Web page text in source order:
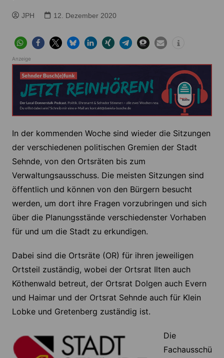
JPH 12. Dezember 2020
Anzeige
In der kommenden Woche sind wieder die Sitzungen
der verschiedenen politischen Gremien der Stadt
Sehnde, von den Ortsräten bis zum
Verwaltungsausschuss. Die meisten Sitzungen sind
öffentlich und können von den Bürgern besucht
werden, um dort ihre Fragen vorzubringen und sich
über die Planungsstände verschiedenster Vorhaben
für und um die Stadt zu erkundigen.
Dabei sind die Ortsräte (OR) für ihren jeweiligen
Ortsteil zuständig, wobei der Ortsrat Ilten auch
Köthenwald betreut, der Ortsrat Dolgen auch Evern
und Haimar und der Ortsrat Sehnde auch für Klein
Lobke und Gretenberg zuständig ist.
Die
Fachausschü